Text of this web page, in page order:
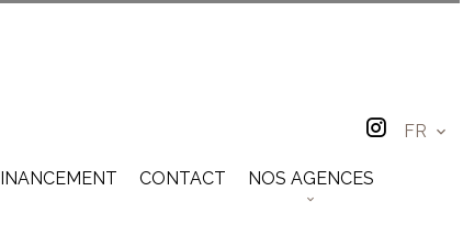
FR
CONTACT NOS AGENCES